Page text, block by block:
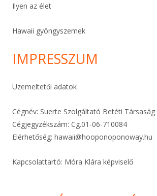
Ilyen az élet
Hawaii gyöngyszemek
IMPRESSZUM
Üzemeltetői adatok
Cégnév: Suerte Szolgáltató Betéti Társaság
Cégjegyzékszám: Cg.01-06-710084
Elérhetőség: hawaii@hooponoponoway.hu
Kapcsolattartó: Móra Klára képviselő